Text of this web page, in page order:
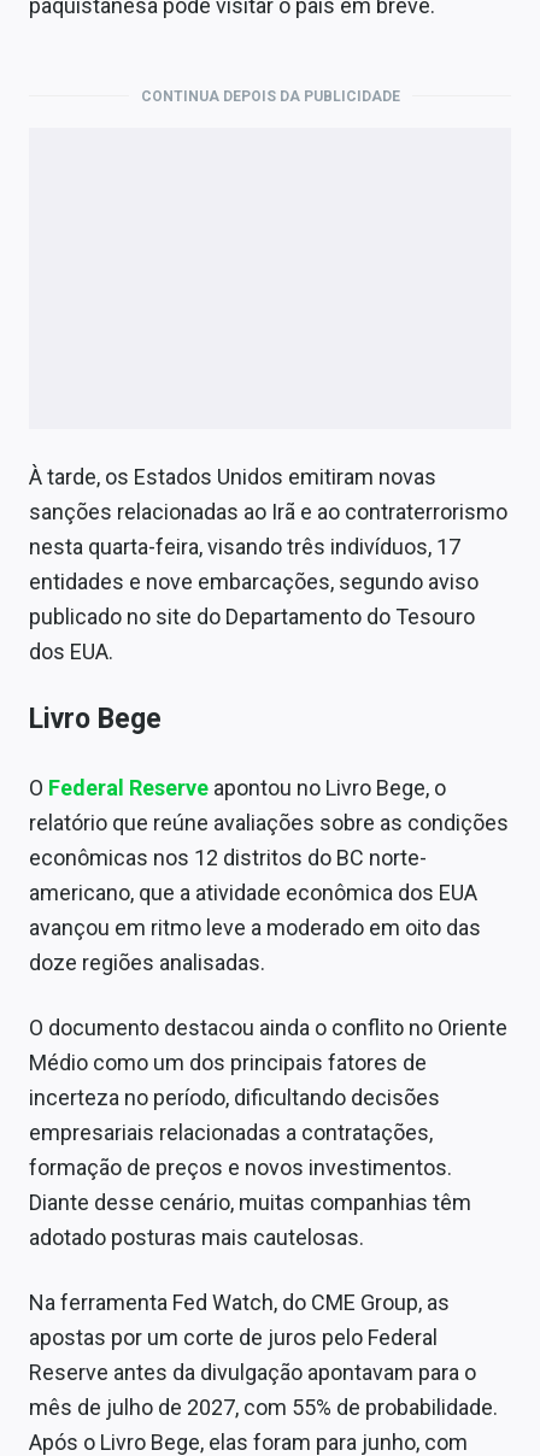
paquistanesa pode visitar o país em breve.
CONTINUA DEPOIS DA PUBLICIDADE
À tarde, os Estados Unidos emitiram novas
sanções relacionadas ao Irã e ao contraterrorismo
nesta quarta-feira, visando três indivíduos, 17
entidades e nove embarcações, segundo aviso
publicado no site do Departamento do Tesouro
dos EUA.
Livro Bege
O Federal Reserve apontou no Livro Bege, o
relatório que reúne avaliações sobre as condições
econômicas nos 12 distritos do BC norte-
americano, que a atividade econômica dos EUA
avançou em ritmo leve a moderado em oito das
doze regiões analisadas.
O documento destacou ainda o conflito no Oriente
Médio como um dos principais fatores de
incerteza no período, dificultando decisões
empresariais relacionadas a contratações,
formação de preços e novos investimentos.
Diante desse cenário, muitas companhias têm
adotado posturas mais cautelosas.
Na ferramenta Fed Watch, do CME Group, as
apostas por um corte de juros pelo Federal
Reserve antes da divulgação apontavam para o
mês de julho de 2027, com 55% de probabilidade.
Após o Livro Bege, elas foram para junho, com